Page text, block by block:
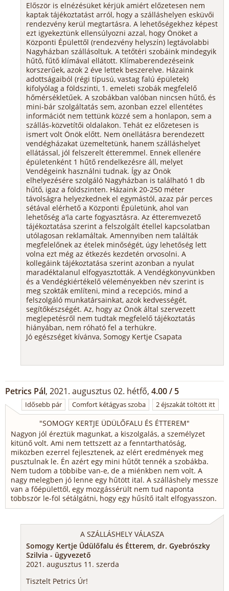
Először is elnézésüket kérjük amiért előzetesen nem
kaptak tájékoztatást arról, hogy a szálláshelyen esküvői
rendezvény kerül megtartásra. A lehetőségekhez képest
ezt igyekeztünk ellensúlyozni azzal, hogy Önöket a
Központi Épülettől (rendezvény helyszín) legtávolabbi
Nagyházban szállásoltuk. A tetőtéri szobáink mindegyik
hűtő, fűtő klímával ellátott. Klímaberendezéseink
korszerűek, azok 2 éve lettek beszerelve. Házaink
adottságaiból (régi típusú, vastag falú épületek)
kifolyólag a földszinti, 1. emeleti szobák megfelelő
hőmérsékletűek. A szobákban valóban nincsen hűtő, és
mini-bár szolgáltatás sem, azonban ezzel ellentétes
információt nem tettünk közzé sem a honlapon, sem a
szállás-közvetítői oldalakon. Tehát ez előzetesen is
ismert volt Önök előtt. Nem önellátásra berendezett
vendégházakat üzemeltetünk, hanem szálláshelyet
ellátással, jól felszerelt étteremmel. Ennek ellenére
épületenként 1 hűtő rendelkezésre áll, melyet
Vendégeink használni tudnak. Így az Önök
elhelyezésére szolgáló Nagyházban is található 1 db
hűtő, igaz a földszinten. Házaink 20-250 méter
távolságra helyezkednek el egymástól, azaz pár perces
sétával elérhető a Központi Épületünk, ahol van
lehetőség a'la carte fogyasztásra. Az étteremvezető
tájékoztatása szerint a felszolgált étellel kapcsolatban
utólagosan reklamáltak. Amennyiben nem találták
megfelelőnek az ételek minőségét, úgy lehetőség lett
volna ezt még az étkezés kezdetén orvosolni. A
kollegáink tájékoztatása szerint azonban a nyulat
maradéktalanul elfogyasztották. A Vendégkönyvünkben
és a Vendégkiértékelő véleményekben név szerint is
meg szokták említeni, mind a recepciós, mind a
felszolgáló munkatársainkat, azok kedvességét,
segítőkészségét. Az, hogy az Önök által szervezett
meglepetésről nem tudtak megfelelő tájékoztatás
hiányában, nem róható fel a terhükre.
Jó egészséget kívánva, Somogy Kertje Csapata
Petrics Pál, 2021. augusztus 02. hétfő, 4.00 / 5
Idősebb pár Comfort kétágyas szoba 2 éjszakát töltött itt
"SOMOGY KERTJE ÜDÜLŐFALU ÉS ÉTTEREM"
Nagyon jól éreztük magunkat, a kiszolgalás, a személyzet
kitünő volt. Ami nem tettszett az a fenntarthatóság,
miközben ezerrel fejlesztenek, az elért eredmények meg
pusztulnak le. Én azért egy mini hűtőt tennék a szobákba.
Nem tudom a többibe van-e, de a miénkben nem volt. A
nagy melegben jó lenne egy hűtött ital. A szálláshely messze
van a főépülettől, egy mozgássérült nem tud naponta
többször le-föl sétálgátni, hogy egy hűsítő italt elfogyasszon.
A SZÁLLÁSHELY VÁLASZA
Somogy Kertje Üdülőfalu és Étterem, dr. Gyebrószky
Szilvia - ügyvezető
2021. augusztus 11. szerda
Tisztelt Petrics Úr!